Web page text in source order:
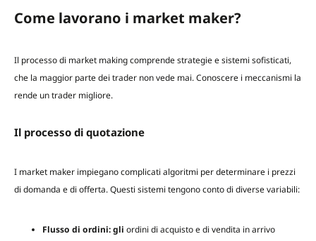
Come lavorano i market maker?
Il processo di market making comprende strategie e sistemi sofisticati,
che la maggior parte dei trader non vede mai. Conoscere i meccanismi la
rende un trader migliore.
Il processo di quotazione
I market maker impiegano complicati algoritmi per determinare i prezzi
di domanda e di offerta. Questi sistemi tengono conto di diverse variabili:
Flusso di ordini: gli ordini di acquisto e di vendita in arrivo